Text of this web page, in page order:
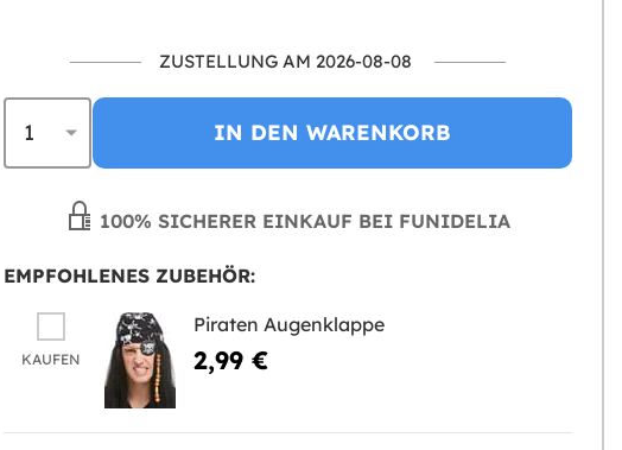
ZUSTELLUNG AM 2026-08-08
IN DEN WARENKORB
100% SICHERER EINKAUF BEI FUNIDELIA
EMPFOHLENES ZUBEHÖR:
KAUFEN
Piraten Augenklappe
2,99 €